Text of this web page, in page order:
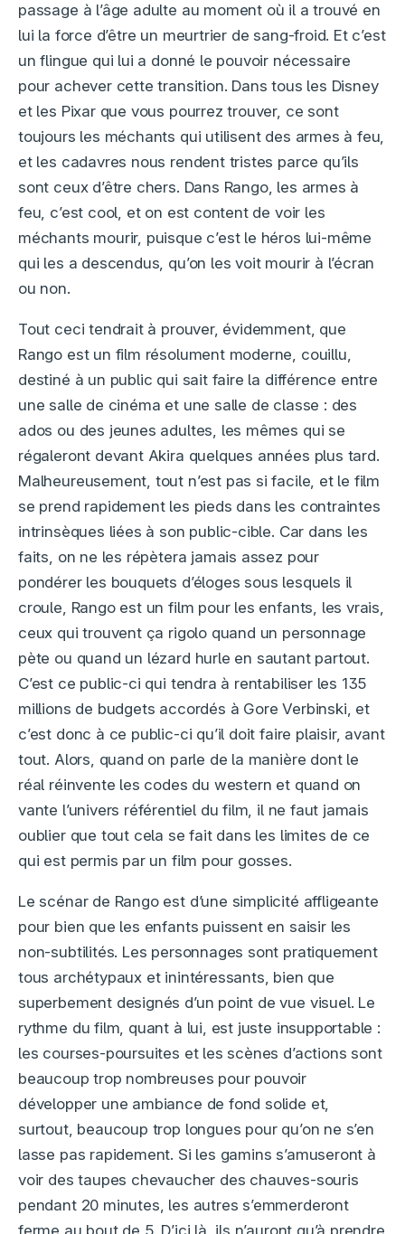
passage à l’âge adulte au moment où il a trouvé en
lui la force d’être un meurtrier de sang-froid. Et c’est
un flingue qui lui a donné le pouvoir nécessaire
pour achever cette transition. Dans tous les Disney
et les Pixar que vous pourrez trouver, ce sont
toujours les méchants qui utilisent des armes à feu,
et les cadavres nous rendent tristes parce qu’ils
sont ceux d’être chers. Dans Rango, les armes à
feu, c’est cool, et on est content de voir les
méchants mourir, puisque c’est le héros lui-même
qui les a descendus, qu’on les voit mourir à l’écran
ou non.
Tout ceci tendrait à prouver, évidemment, que
Rango est un film résolument moderne, couillu,
destiné à un public qui sait faire la différence entre
une salle de cinéma et une salle de classe : des
ados ou des jeunes adultes, les mêmes qui se
régaleront devant Akira quelques années plus tard.
Malheureusement, tout n’est pas si facile, et le film
se prend rapidement les pieds dans les contraintes
intrinsèques liées à son public-cible. Car dans les
faits, on ne les répètera jamais assez pour
pondérer les bouquets d’éloges sous lesquels il
croule, Rango est un film pour les enfants, les vrais,
ceux qui trouvent ça rigolo quand un personnage
pète ou quand un lézard hurle en sautant partout.
C’est ce public-ci qui tendra à rentabiliser les 135
millions de budgets accordés à Gore Verbinski, et
c’est donc à ce public-ci qu’il doit faire plaisir, avant
tout. Alors, quand on parle de la manière dont le
réal réinvente les codes du western et quand on
vante l’univers référentiel du film, il ne faut jamais
oublier que tout cela se fait dans les limites de ce
qui est permis par un film pour gosses.
Le scénar de Rango est d’une simplicité affligeante
pour bien que les enfants puissent en saisir les
non-subtilités. Les personnages sont pratiquement
tous archétypaux et inintéressants, bien que
superbement designés d’un point de vue visuel. Le
rythme du film, quant à lui, est juste insupportable :
les courses-poursuites et les scènes d’actions sont
beaucoup trop nombreuses pour pouvoir
développer une ambiance de fond solide et,
surtout, beaucoup trop longues pour qu’on ne s’en
lasse pas rapidement. Si les gamins s’amuseront à
voir des taupes chevaucher des chauves-souris
pendant 20 minutes, les autres s’emmerderont